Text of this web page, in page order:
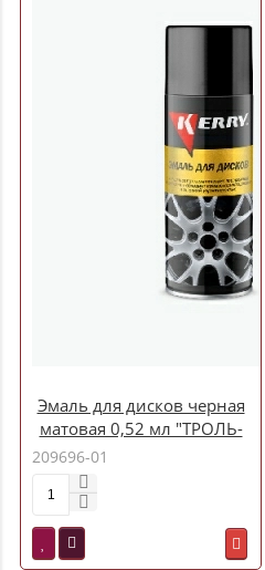
Эмаль для дисков черная
матовая 0,52 мл "ТРОЛЬ-
АВТО" KR-960.6
209696-01